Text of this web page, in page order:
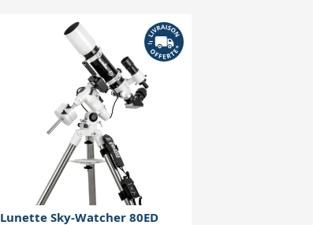
Lunette Sky-Watcher 80ED